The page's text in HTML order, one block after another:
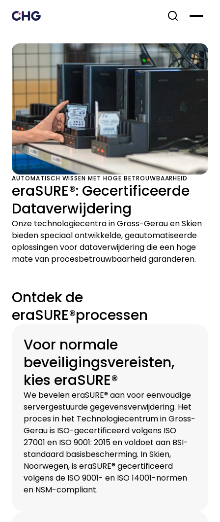
AUTOMATISCH WISSEN MET HOGE BETROUWBAARHEID
eraSURE®: Gecertificeerde
Dataverwijdering
Onze technologiecentra in Gross-Gerau en Skien
bieden speciaal ontwikkelde, geautomatiseerde
oplossingen voor dataverwijdering die een hoge
mate van procesbetrouwbaarheid garanderen.
Ontdek de
eraSURE®processen
Voor normale
beveiligingsvereisten,
kies eraSURE®
We bevelen eraSURE® aan voor eenvoudige
servergestuurde gegevensverwijdering. Het
proces in het Technologiecentrum in Gross-
Gerau is ISO-gecertificeerd volgens ISO
27001 en ISO 9001: 2015 en voldoet aan BSI-
standaard basisbescherming. In Skien,
Noorwegen, is eraSURE® gecertificeerd
volgens de ISO 9001- en ISO 14001-normen
en NSM-compliant.